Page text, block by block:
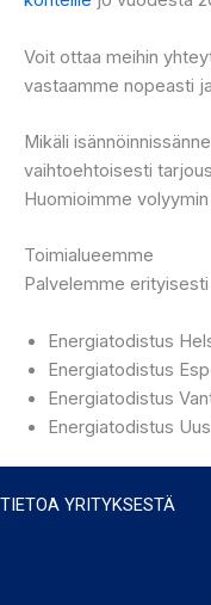
Voit ottaa meihin
vastaamme nopeasti
Mikäli
vaihtoehtoisesti
Huomioimme
Toimialueemme
Palvelemme erityisesti
Energiatodistus
Energiatodistus
Energiatodistus
Energiatodistus
TIETOA YRITYKSESTÄ